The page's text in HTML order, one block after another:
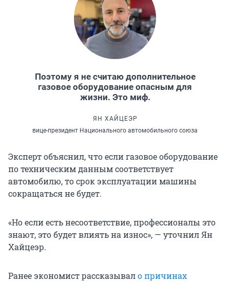
Поэтому я не считаю дополнительное
газовое оборудование опасным для
жизни. Это миф.
ЯН ХАЙЦЕЭР
вице-президент Национального автомобильного союза
Эксперт объяснил, что если газовое оборудование
по техническим данным соответствует
автомобилю, то срок эксплуатации машины
сокращаться не будет.
«Но если есть несоответствие, профессионалы это
знают, это будет влиять на износ», — уточнил Ян
Хайцеэр.
Ранее экономист рассказывало причинах